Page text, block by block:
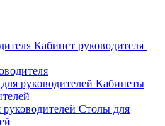
Кабинет руководителя
Кабинеты
Столы для